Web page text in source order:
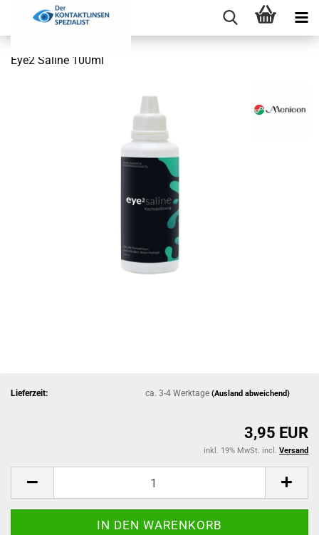
Eye2 Saline 100ml
Lieferzeit: ca. 3-4 Werktage(Ausland abweichend)
3,95 EUR
inkl. 19% MwSt. incl. Versand